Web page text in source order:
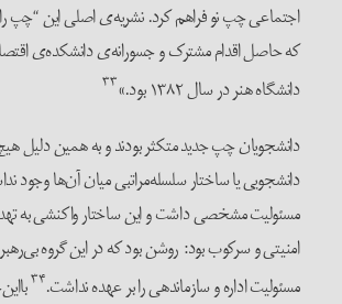
اجتماعی چپ نو فراهم کرد. نشریه‌ی اصلی این “چپ
که حاصل اقدام مشترک و جسورانه‌ی دانشکده‌ی
دانشگاه هنر در سال ۱۳۸۲ بود.»
۳۳
دانشجویان چپ جدید متکثر بودند و به همین دلیل
دانشجویی یا ساختار سلسله‌مراتبی میان آن‌ها
مسئولیت مشخصی داشت و این ساختار واکنشی به
امنیتی و سرکوب بود: روشن بود که در این گروه
مسئولیت اداره و سازماندهی را بر عهده نداشت.۳۴